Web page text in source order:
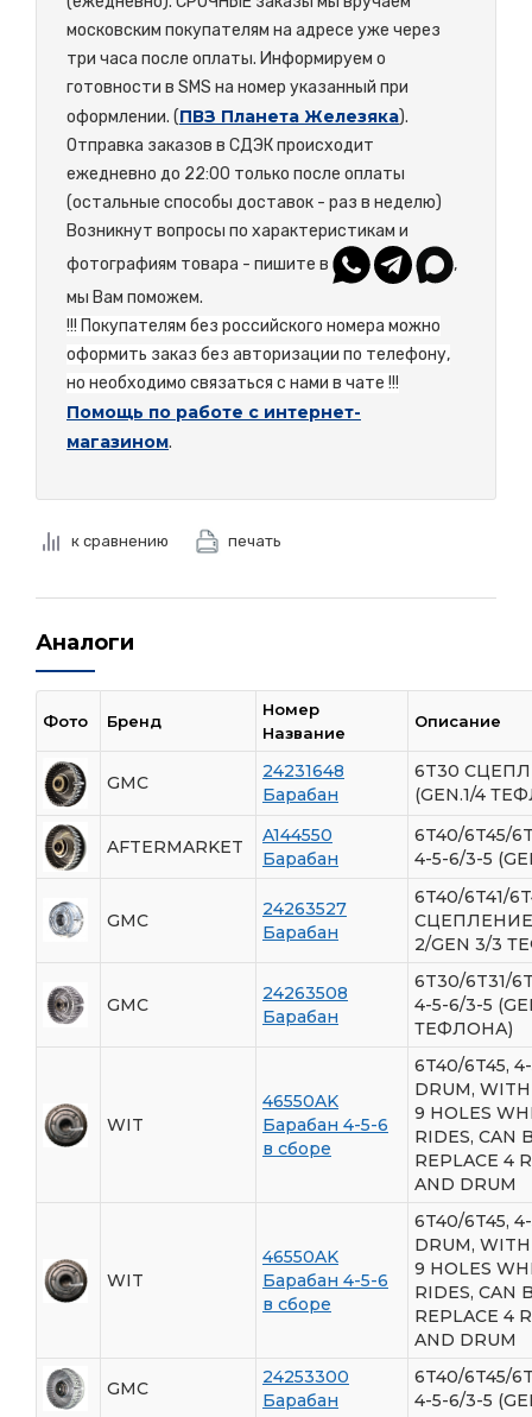
московским покупателям на адресе уже через
три часа после оплаты. Информируем о
готовности в SMS на номер указанный при
оформлении. (ПВЗ Планета Железяка).
Отправка заказов в СДЭК происходит
ежедневно до 22:00 только после оплаты
(остальные способы доставок - раз в неделю)
Возникнут вопросы по характеристикам и
фотографиям товара - пишите в
,
мы Вам поможем.
!!! Покупателям без российского номера можно
оформить заказ без авторизации по телефону,
но необходимо связаться с нами в чате !!!
Помощь по работе с интернет-
магазином.
к сравнению печать
Аналоги
Фото Бренд
Номер
Название
Описание
GMC
24231648
Барабан
6T30
(GEN.1/4
AFTERMARKET
A144550
Барабан
6T40/6T45/
4-5-6/3-5
GMC
24263527
Барабан
6T40/6T41/
СЦЕПЛЕНИЕ
2/GEN 3/3
GMC
24263508
Барабан
6T30/6T31/
4-5-6/3-5
ТЕФЛОНА)
WIT
46550AK
Барабан 4-5-6
в сборе
6T40/6T45,
DRUM,
9 HOLES
RIDES, CAN
REPLACE 4
AND DRUM
WIT
46550AK
Барабан 4-5-6
в сборе
6T40/6T45,
DRUM,
9 HOLES
RIDES, CAN
REPLACE 4
AND DRUM
GMC
24253300
Барабан
6T40/6T45/
4-5-6/3-5